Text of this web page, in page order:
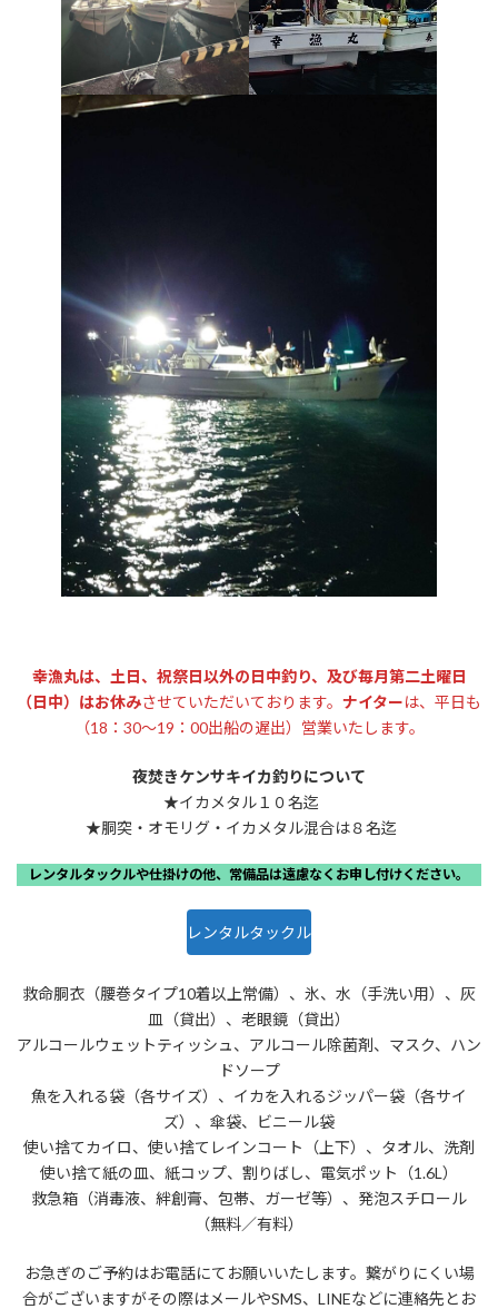
幸漁丸は、土日、祝祭日以外の日中釣り、及び毎月第二土曜日
（日中）はお休みさせていただいております。 ナイターは、平日も
（18：30～19：00出船の遅出）営業いたします。
夜焚きケンサキイカ釣りについて
★イカメタル１０名迄
★胴突・オモリグ・イカメタル混合は８名迄
レンタルタックルや仕掛けの他、常備品は遠慮なくお申し付けください。
レンタルタックル
救命胴衣（腰巻タイプ10着以上常備）、氷、水（手洗い用）、灰
皿（貸出）、老眼鏡（貸出）
アルコールウェットティッシュ、アルコール除菌剤、マスク、ハン
ドソープ
魚を入れる袋（各サイズ）、イカを入れるジッパー袋（各サイ
ズ）、傘袋、ビニール袋
使い捨てカイロ、使い捨てレインコート（上下）、タオル、洗剤
使い捨て紙の皿、紙コップ、割りばし、電気ポット（1.6L）
救急箱（消毒液、絆創膏、包帯、ガーゼ等）、発泡スチロール
（無料／有料）
お急ぎのご予約はお電話にてお願いいたします。繋がりにくい場
合がございますがその際はメールやSMS、LINEなどに連絡先とお